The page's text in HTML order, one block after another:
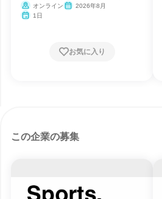
オンライン
2026年8月
1日
お気に入り
この企業の募集